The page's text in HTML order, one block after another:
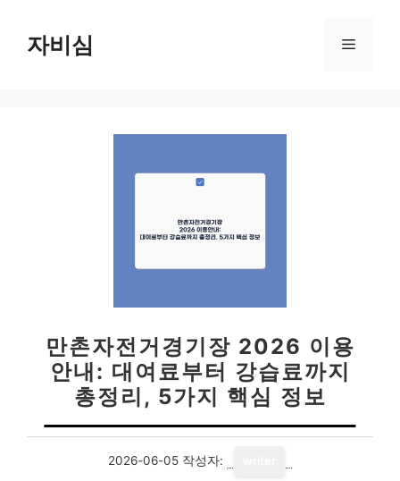
자비심 메
만촌자전거경기장 2026 이용
안내: 대여료부터 강습료까지
총정리, 5가지 핵심 정보
2026-06-05 작성자: